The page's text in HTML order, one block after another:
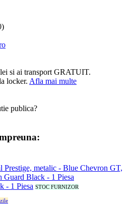
si ai transport GRATUIT.
locker. Afla mai multe
publica?
- 1 Piesa STOC FURNIZOR